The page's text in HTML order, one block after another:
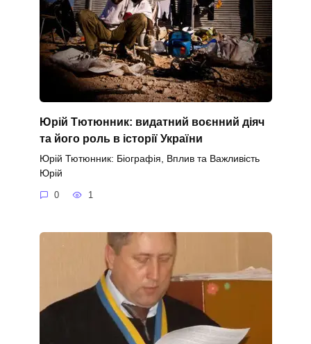
Юрій Тютюнник: видатний воєнний діяч
та його роль в історії України
Юрій Тютюнник: Біографія, Вплив та Важливість
Юрій
0 1